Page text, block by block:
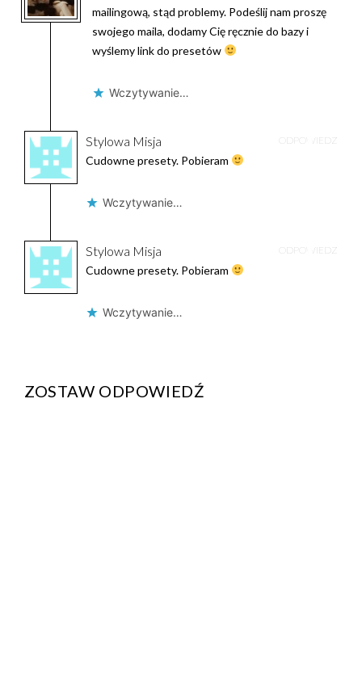
mailingową, stąd problemy. Podeślij nam proszę
swojego maila, dodamy Cię ręcznie do bazy i
wyślemy link do presetów
Wczytywanie…
Stylowa Misja ODPOWIEDZ
Cudowne presety. Pobieram
Wczytywanie…
Stylowa Misja ODPOWIEDZ
Cudowne presety. Pobieram
Wczytywanie…
ZOSTAW ODPOWIEDŹ